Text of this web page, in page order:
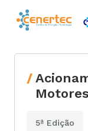
5ª Edição